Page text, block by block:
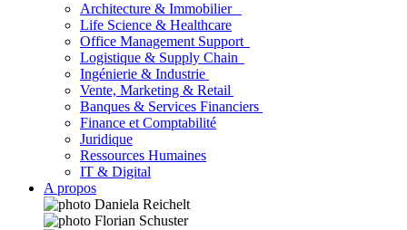
Architecture & Immobilier
Life Science & Healthcare
Office Management Support
Logistique & Supply Chain
Ingénierie & Industrie
Vente, Marketing & Retail
Banques & Services Financiers
Finance et Comptabilité
Juridique
Ressources Humaines
IT & Digital
A propos